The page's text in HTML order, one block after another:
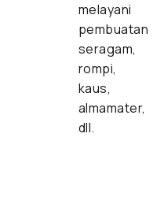
melayani
pembuatan
seragam,
rompi,
kaus,
almamater,
dll.